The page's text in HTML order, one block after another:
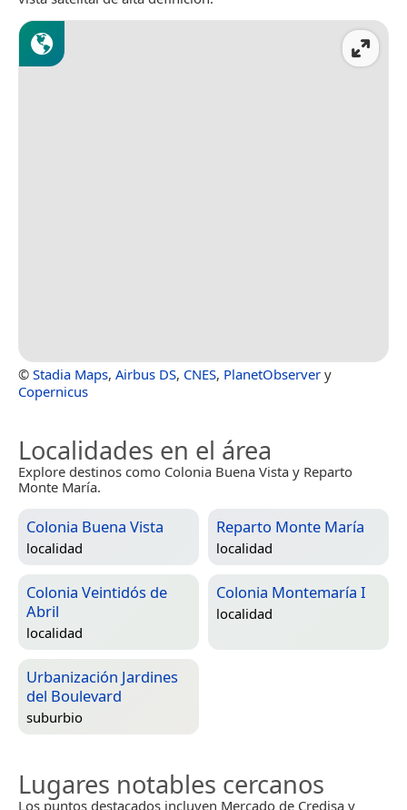
© Stadia Maps, Airbus DS, CNES, PlanetObserver y
Copernicus
Localidades en el área
Explore destinos como Colonia Buena Vista y Reparto
Monte María.
Colonia Buena Vista
localidad
Reparto Monte María
localidad
Colonia Veintidós de
Abril
localidad
Colonia Montemaría I
localidad
Urbanización Jardines
del Boulevard
suburbio
Lugares notables cercanos
Los puntos destacados incluyen Mercado de Credisa y